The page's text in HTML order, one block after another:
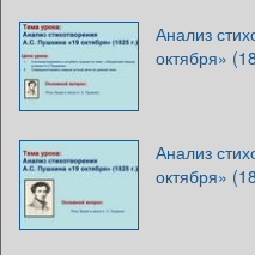
Анализ
октября»
Анализ
октября»